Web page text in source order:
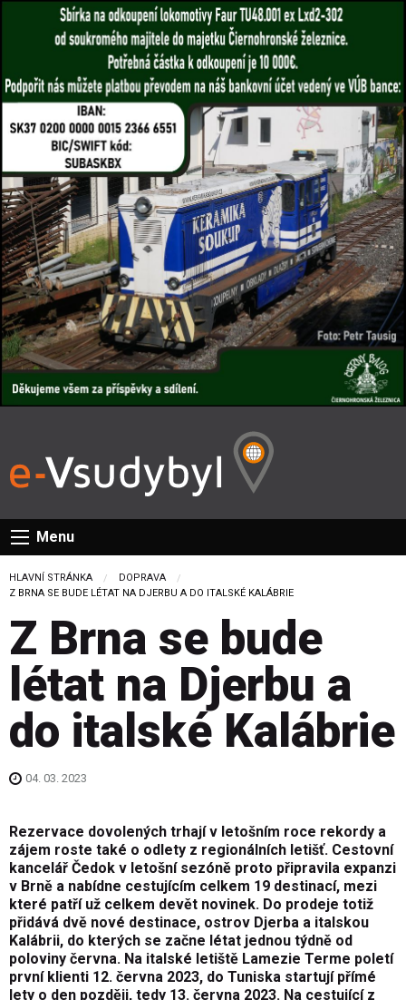
Menu
HLAVNÍ STRÁNKA
DOPRAVA
CURRENT:
Z BRNA SE BUDE LÉTAT NA DJERBU A DO ITALSKÉ KALÁBRIE
Z Brna se bude
létat na Djerbu a
do italské Kalábrie
04. 03. 2023
Rezervace dovolených trhají v letošním roce rekordy a
zájem roste také o odlety z regionálních letišť. Cestovní
kancelář Čedok v letošní sezóně proto připravila expanzi
v Brně a nabídne cestujícím celkem 19 destinací, mezi
které patří už celkem devět novinek. Do prodeje totiž
přidává dvě nové destinace, ostrov Djerba a italskou
Kalábrii, do kterých se začne létat jednou týdně od
poloviny června. Na italské letiště Lamezie Terme poletí
první klienti 12. června 2023, do Tuniska startují přímé
lety o den později, tedy 13. června 2023. Na cestující z